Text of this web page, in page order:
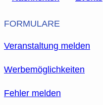
FORMULARE
Veranstaltung melden
Werbemöglichkeiten
Fehler melden